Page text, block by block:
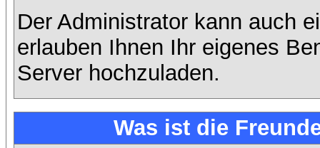
Der Administrator kann auch
erlauben Ihnen Ihr eigenes
Server hochzuladen.
Was ist die